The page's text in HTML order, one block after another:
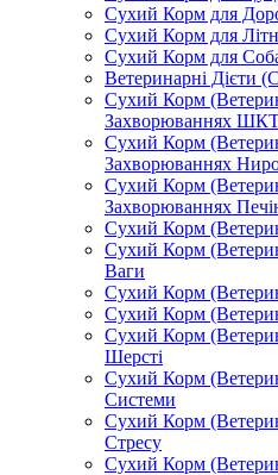
Сухий Корм для
Сухий Корм для
Сухий Корм для
Ветеринарні Дієти
Сухий Корм
Захворюваннях
Сухий Корм
Захворюваннях
Сухий Корм
Захворюваннях
Сухий Корм
Сухий Корм
Ваги
Сухий Корм
Сухий Корм
Сухий Корм
Шерсті
Сухий Корм
Системи
Сухий Корм
Стресу
Сухий Корм